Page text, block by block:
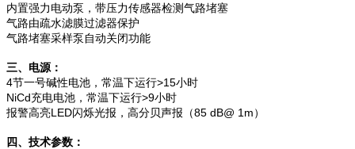
内置强力电动泵，带压力传感器检测气路堵塞
气路由疏水滤膜过滤器保护
气路堵塞采样泵自动关闭功能
三、电源：
4节一号碱性电池，常温下运行>15小时
NiCd充电电池，常温下运行>9小时
报警高亮LED闪烁光报，高分贝声报（85 dB@ 1m）
四、技术参数：